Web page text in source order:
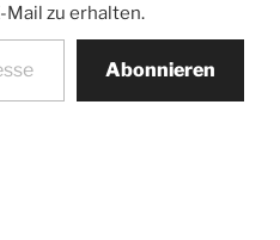
Mail zu erhalten.
Abonnieren